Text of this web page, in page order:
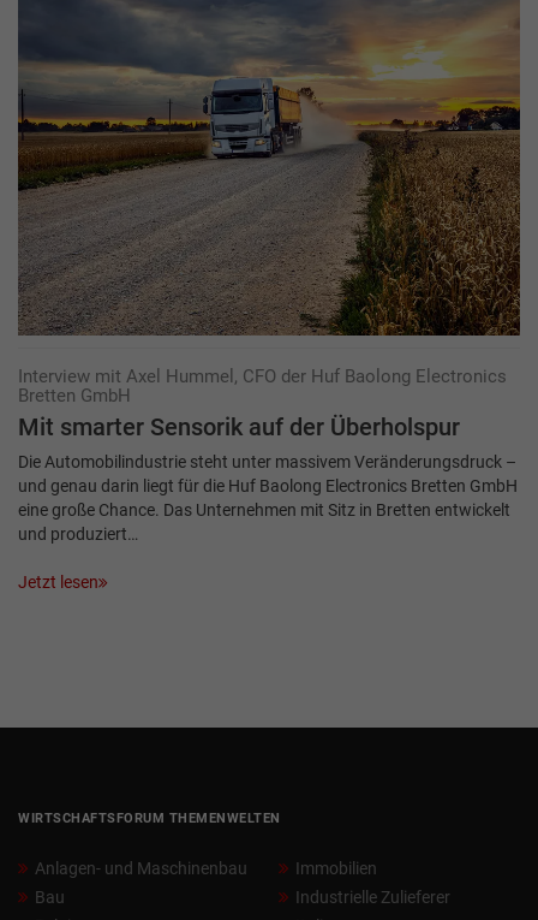
Interview mit Axel Hummel, CFO der Huf Baolong Electronics
Bretten GmbH
Mit smarter Sensorik auf der Überholspur
Die Automobilindustrie steht unter massivem Veränderungsdruck –
und genau darin liegt für die Huf Baolong Electronics Bretten GmbH
eine große Chance. Das Unternehmen mit Sitz in Bretten entwickelt
und produziert…
Jetzt lesen
WIRTSCHAFTSFORUM THEMENWELTEN
Anlagen- und Maschinenbau
Bau
Immobilien
Industrielle Zulieferer